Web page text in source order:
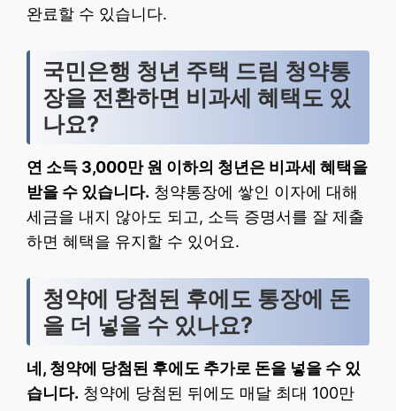
완료할 수 있습니다.
국민은행 청년 주택 드림 청약통
장을 전환하면 비과세 혜택도 있
나요?
연 소득 3,000만 원 이하의 청년은 비과세 혜택을
받을 수 있습니다. 청약통장에 쌓인 이자에 대해
세금을 내지 않아도 되고, 소득 증명서를 잘 제출
하면 혜택을 유지할 수 있어요.
청약에 당첨된 후에도 통장에 돈
을 더 넣을 수 있나요?
네, 청약에 당첨된 후에도 추가로 돈을 넣을 수 있
습니다. 청약에 당첨된 뒤에도 매달 최대 100만